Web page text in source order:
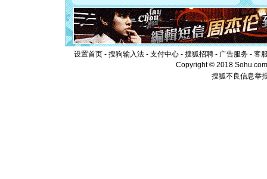
[元旦]如
起；二是
离。水晶
[元旦]当
泣，这痛
卖了。水
[春节]风
颜！冬去
设置首页 - 搜狗输入法 - 支付中心 - 搜狐招聘 - 广告服务 - 客
Copyright © 2018
搜狐不良信息举